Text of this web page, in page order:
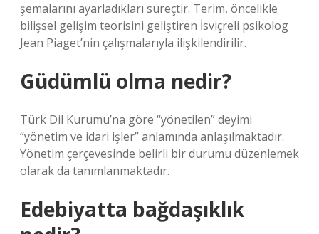
şemalarını ayarladıkları süreçtir. Terim, öncelikle
bilişsel gelişim teorisini geliştiren İsviçreli psikolog
Jean Piaget’nin çalışmalarıyla ilişkilendirilir.
Güdümlü olma nedir?
Türk Dil Kurumu’na göre “yönetilen” deyimi
“yönetim ve idari işler” anlamında anlaşılmaktadır.
Yönetim çerçevesinde belirli bir durumu düzenlemek
olarak da tanımlanmaktadır.
Edebiyatta bağdaşıklık